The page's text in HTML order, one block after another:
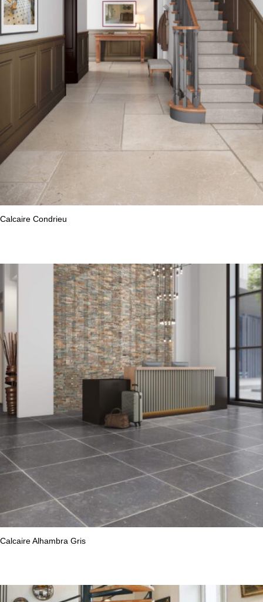
Calcaire Condrieu
Calcaire Alhambra Gris